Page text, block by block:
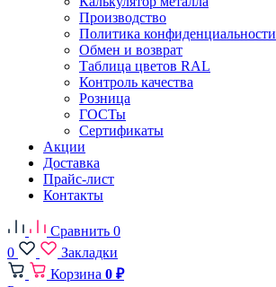
Производство
Политика конфиденциальности
Обмен и возврат
Таблица цветов RAL
Контроль качества
Розница
ГОСТы
Сертификаты
Акции
Доставка
Прайс-лист
Контакты
Сравнить 0
0
Закладки
Корзина 0 ₽